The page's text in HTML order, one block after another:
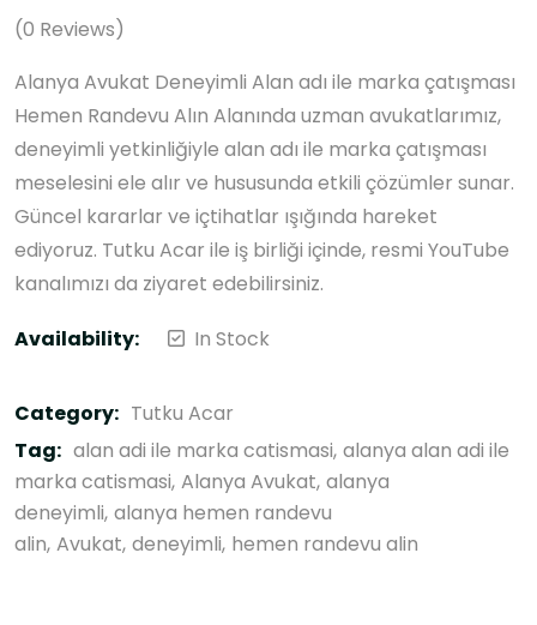
(0 Reviews)
Alanya Avukat Deneyimli Alan adı ile marka çatışması
Hemen Randevu Alın Alanında uzman avukatlarımız,
deneyimli yetkinliğiyle alan adı ile marka çatışması
meselesini ele alır ve hususunda etkili çözümler sunar.
Güncel kararlar ve içtihatlar ışığında hareket
ediyoruz. Tutku Acar ile iş birliği içinde, resmi YouTube
kanalımızı da ziyaret edebilirsiniz.
Availability:
In Stock
Category: Tutku Acar
Tag: alan adi ile marka catismasi alanya alan adi ile
marka catismasi Alanya Avukat alanya
deneyimli alanya hemen randevu
alin Avukat deneyimli hemen randevu alin